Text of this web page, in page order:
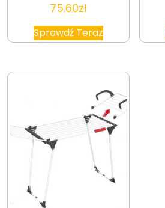
75.60zł
Sprawdź Teraz